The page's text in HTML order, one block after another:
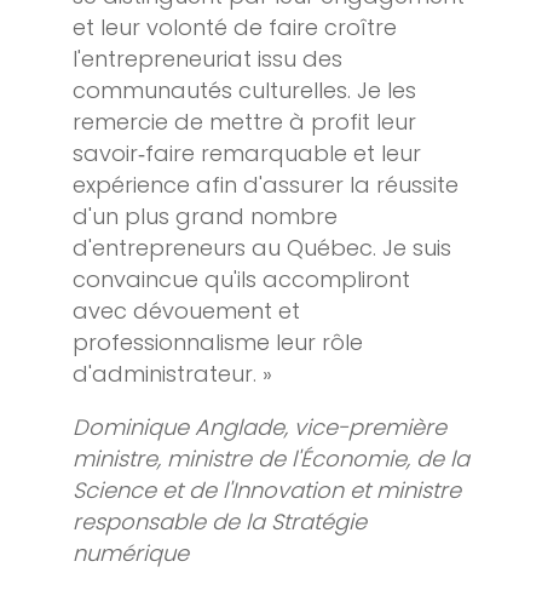
et leur volonté de faire croître
l'entrepreneuriat issu des
communautés culturelles. Je les
remercie de mettre à profit leur
savoir‑faire remarquable et leur
expérience afin d'assurer la réussite
d'un plus grand nombre
d'entrepreneurs au Québec. Je suis
convaincue qu'ils accompliront
avec dévouement et
professionnalisme leur rôle
d'administrateur. »
Dominique Anglade, vice-première
ministre, ministre de l'Économie, de la
Science et de l'Innovation et ministre
responsable de la Stratégie
numérique